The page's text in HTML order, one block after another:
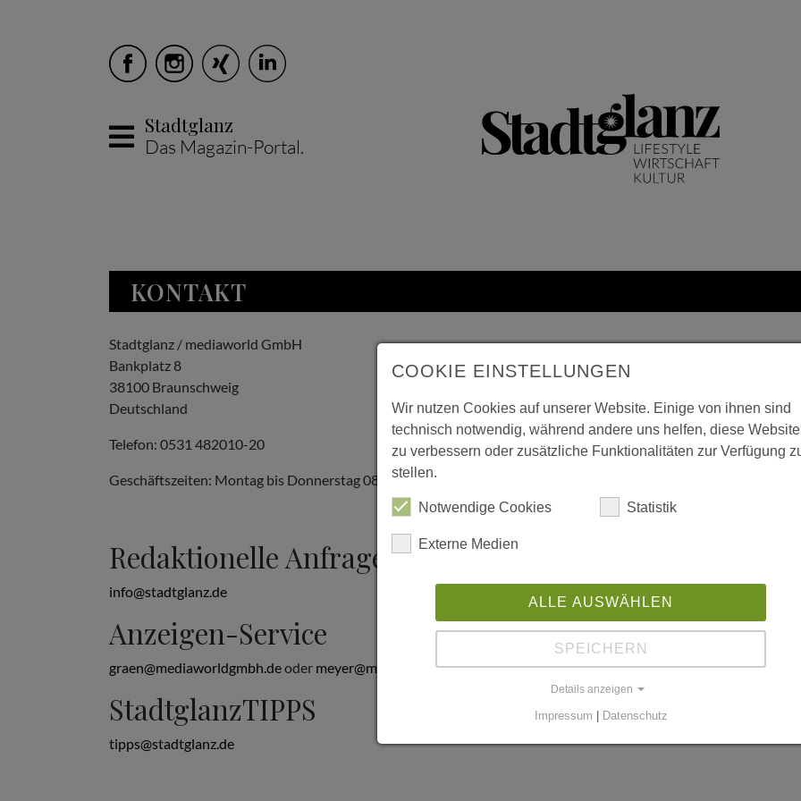
Stadtglanz
Das Magazin-Portal.
KONTAKT
Stadtglanz / mediaworld GmbH
Bankplatz 8
38100 Braunschweig
Deutschland
Telefon: 0531 482010-20
Geschäftszeiten: Montag bis Donnerstag 08:00 bis 18:00; Freitag 08:00 bis 15:00
Redaktionelle Anfragen
info@stadtglanz.de
Anzeigen-Service
graen@mediaworldgmbh.deoder meyer@mediaworldgmbh.de
StadtglanzTIPPS
tipps@stadtglanz.de
COOKIE EINSTELLUNGEN
Wir nutzen Cookies auf unserer Website. Einige von ihnen sind
technisch notwendig, während andere uns helfen, diese Website
zu verbessern oder zusätzliche Funktionalitäten zur Verfügung
stellen.
Notwendige Cookies Statistik
Externe Medien
ALLE AUSWÄHLEN
SPEICHERN
Details anzeigen
Impressum Datenschutz